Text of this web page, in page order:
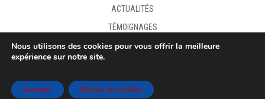
ACTUALITÉS
TÉMOIGNAGES
FAQ
MENTIONS LÉGALES
Nous utilisons des cookies pour vous offrir la meilleure
expérience sur notre site.
Accepter Refuser les cookies